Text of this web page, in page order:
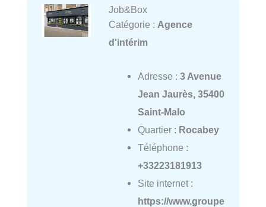
Job&Box
Catégorie : Agence
d'intérim
Adresse : 3 Avenue
Jean Jaurès, 35400
Saint-Malo
Quartier : Rocabey
Téléphone :
+33223181913
Site internet :
https://www.groupe